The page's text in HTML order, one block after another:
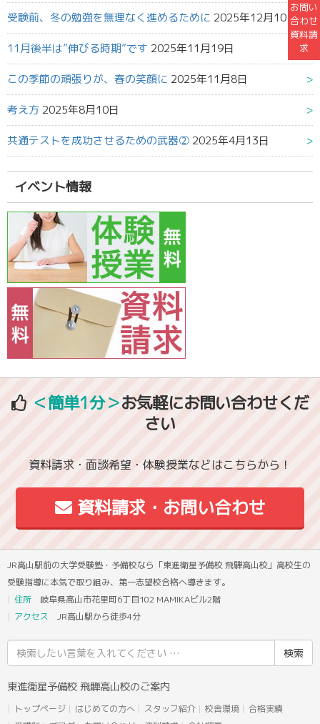
お問い
合わせ
資料請
求
受験前、冬の勉強を無理なく進めるために 2025年12月10日
11月後半は”伸びる時期”です 2025年11月19日
この季節の頑張りが、春の笑顔に 2025年11月8日
考え方 2025年8月10日
共通テストを成功させるための武器② 2025年4月13日
イベント情報
＜簡単1分＞お気軽にお問い合わせくだ
さい
資料請求・面談希望・体験授業などはこちらから！
資料請求・お問い合わせ
JR高山駅前の大学受験塾・予備校なら「東進衛星予備校 飛騨高山校」高校生の
受験指導に本気で取り組み、第一志望校合格へ導きます。
住所 岐阜県高山市花里町6丁目102 MAMIKAビル2階
アクセス JR高山駅から徒歩4分
索
結
東進衛星予備校 飛騨高山校のご案内
トップページ はじめての方へ スタッフ紹介 校舎環境
合格実績